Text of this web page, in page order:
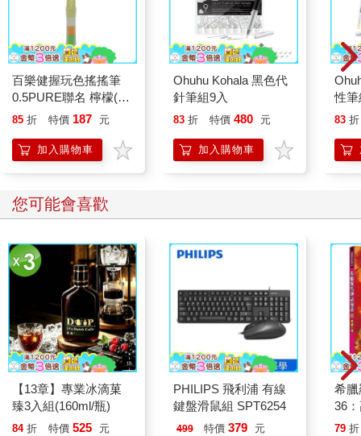
百樂健握玩色搖搖筆
0.5PURE聯名 檸檬(限
量)
85 折 特價 187 元
加入購物車
Ohuhu Kohala 黑色代
針筆組9入
83 折 特價 480 元
加入購物車
性筆
83 折
您可能會喜歡
【13章】專業冰滴菓
臻3入組(160ml/瓶)
84 折 特價 525 元
PHILIPS 飛利浦 有線
鍵盤滑鼠組 SPT6254
499 特價 379 元
希
36
79 折